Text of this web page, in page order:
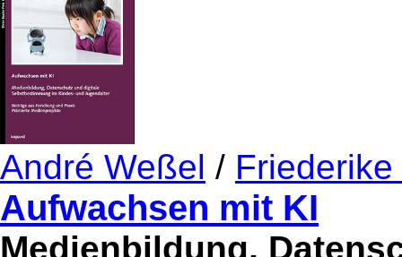
André Weßel /
Aufwachsen mit KI
Medienbildung,